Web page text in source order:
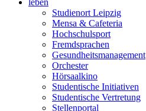
leben
Studienort Leipzig
Mensa & Cafeteria
Hochschulsport
Fremdsprachen
Gesundheitsmanagement
Orchester
Hörsaalkino
Studentische Initiativen
Studentische Vertretung
Stellenportal